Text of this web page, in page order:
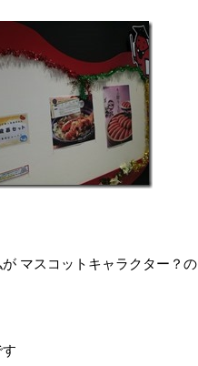
マスコットキャラクター？の